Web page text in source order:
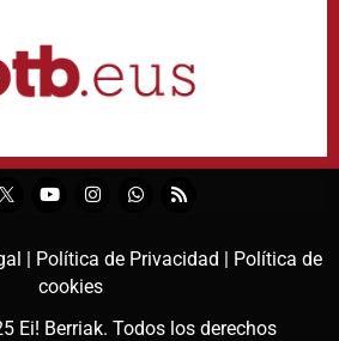
| Política de Privacidad | Política de
cookies
Ei! Berriak. Todos los derechos